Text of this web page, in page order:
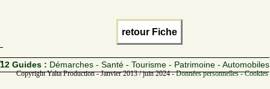
retour Fiche
12 Guides : Démarches - Santé - Tourisme - Patrimoine - Automobiles
Copyright Yalta Production - Janvier 2013 / juin 2024 -Données personnelles -